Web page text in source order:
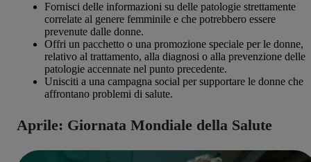
Fornisci delle informazioni su delle patologie strettamente
correlate al genere femminile e che potrebbero essere
prevenute dalle donne.
Offri un pacchetto o una promozione speciale per le donne,
relativo al trattamento, alla diagnosi o alla prevenzione delle
patologie accennate nel punto precedente.
Unisciti a una campagna social per supportare le donne che
affrontano problemi di salute.
Aprile: Giornata Mondiale della Salute